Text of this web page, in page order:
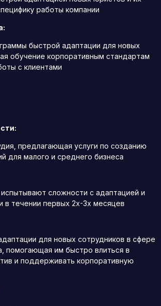
работы компании
быстрой адаптации для новых
обучение корпоративным стандартам
с клиентами
предлагающая услуги по созданию
для малого и среднего бизнеса
сложности с адаптацией и
в течении первых 2х-3х месяцев
для новых сотрудников в сфере
помогающая им быстро влиться в
и поддерживать корпоративную